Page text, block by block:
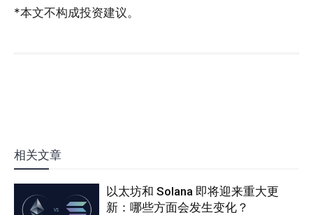
*本文不构成投资建议。
相关文章
以太坊和 Solana 即将迎来重大更
新：哪些方面会发生变化？